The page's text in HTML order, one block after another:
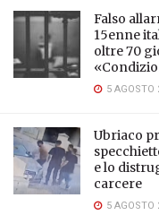
Falso
15enne
oltre 70
5 AGOSTO
Ubriaco
e lo
carcere
5 AGOSTO